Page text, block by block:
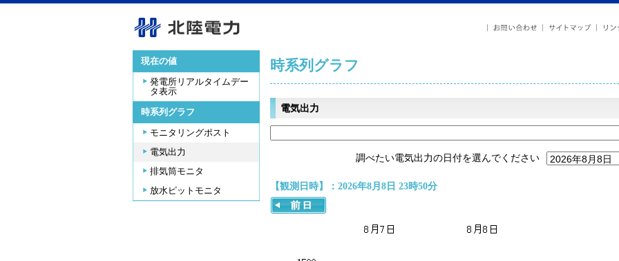
現在の値
発電所リアルタイムデー
タ表示
時系列グラフ
モニタリングポスト
電気出力
排気筒モニタ
放水ピットモニタ
時系列グラフ
電気出力
調べたい電気出力の日付を選んでください
【観測日時】：2026年8月8日 23時50分